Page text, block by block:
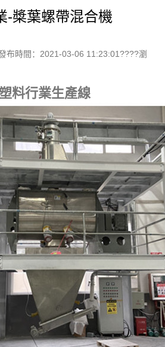
-槳葉螺帶混合機
布時間：2021-03-06 11:23:01????瀏
料行業生產線